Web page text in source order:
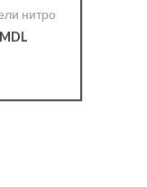
нитро
MDL